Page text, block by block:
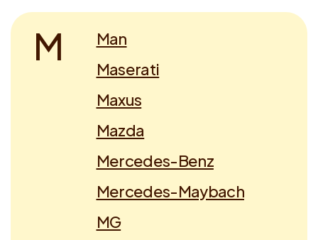
M
Man
Maserati
Maxus
Mazda
Mercedes-Benz
Mercedes-Maybach
MG